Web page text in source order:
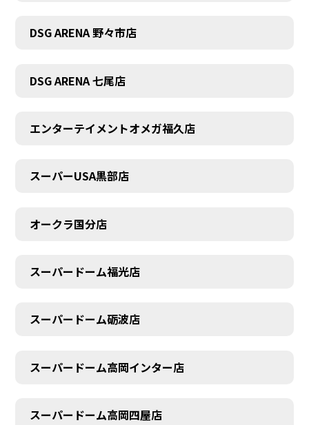
DSG ARENA 野々市店
DSG ARENA 七尾店
エンターテイメントオメガ福久店
スーパーUSA黒部店
オークラ国分店
スーパードーム福光店
スーパードーム砺波店
スーパードーム高岡インター店
スーパードーム高岡四屋店